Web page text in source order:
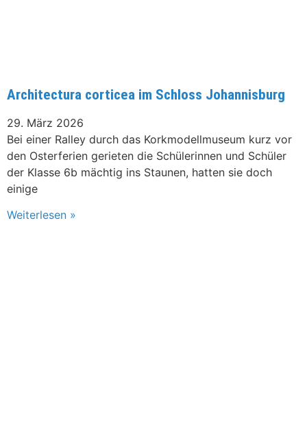
Architectura corticea im Schloss Johannisburg
29. März 2026
Bei einer Ralley durch das Korkmodellmuseum kurz vor
den Osterferien gerieten die Schülerinnen und Schüler
der Klasse 6b mächtig ins Staunen, hatten sie doch
einige
Weiterlesen »